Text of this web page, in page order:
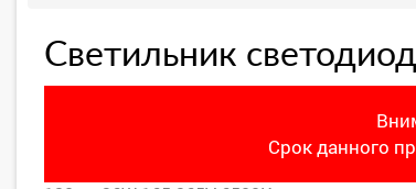
Светильник
Срок данного